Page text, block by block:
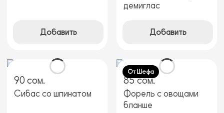
Добавить
демиглас
Добавить
90 сом.
Сибас со шпинатом
85 сом.
Форель с овощами
бланше
От Шефа